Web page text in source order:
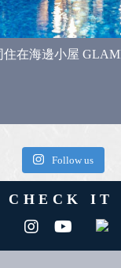
住在海邊小屋
Follow us
CHECK IT